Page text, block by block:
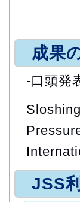
成果
-口頭発
JSS